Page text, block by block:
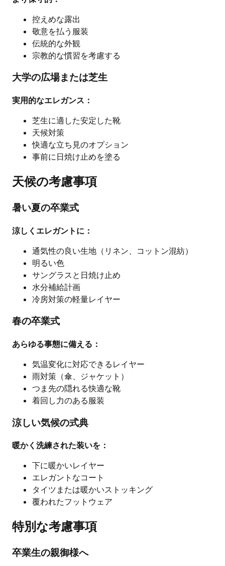
控えめな露出
敬意を払う服装
伝統的な外観
宗教的な慣習を考慮する
大学の広場または芝生
実用的なエレガンス：
芝生に適した安定した靴
天候対策
快適な立ち見のオプション
事前に日焼け止めを塗る
天候の考慮事項
暑い夏の卒業式
涼しくエレガントに：
通気性の良い生地（リネン、コットン混紡）
明るい色
サングラスと日焼け止め
水分補給計画
冷房対策の軽量レイヤー
春の卒業式
あらゆる事態に備える：
気温変化に対応できるレイヤー
雨対策（傘、ジャケット）
つま先の隠れる快適な靴
着回し力のある服装
涼しい気候の式典
暖かく洗練された装いを：
下に暖かいレイヤー
エレガントなコート
タイツまたは暖かいストッキング
覆われたフットウェア
特別な考慮事項
卒業生の親御様へ